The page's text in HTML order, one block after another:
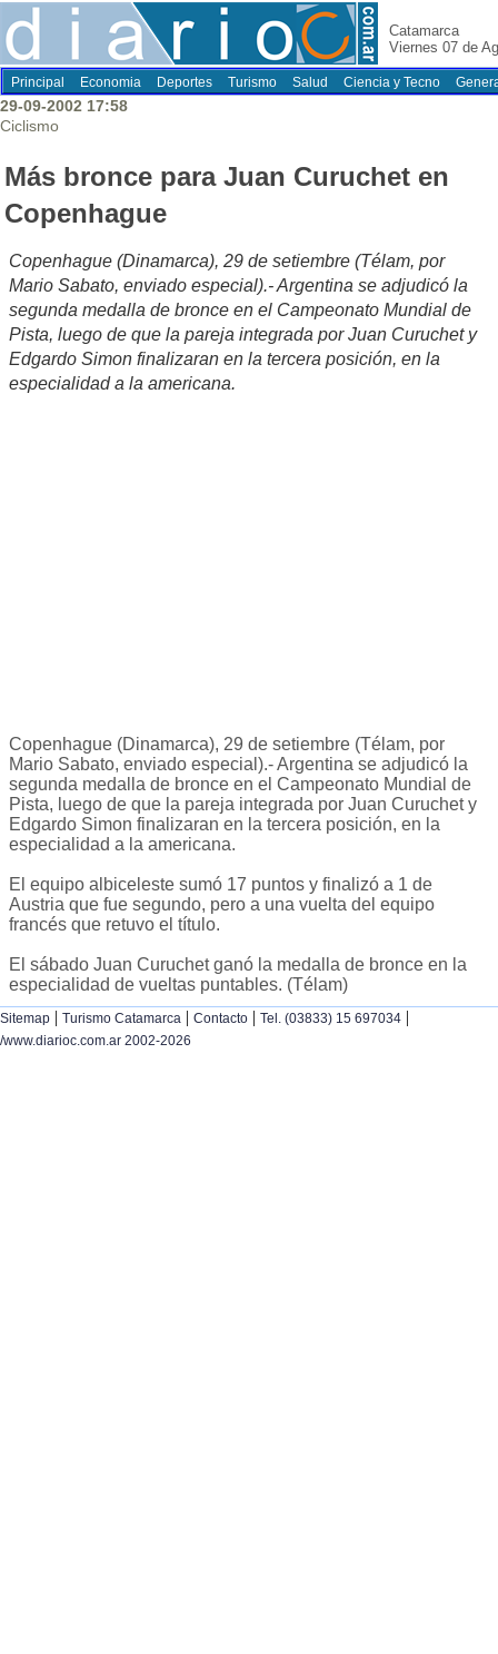
Catamarca
Viernes 07 de
Principal Economia Deportes Turismo Salud Ciencia y Tecno
29-09-2002 17:58
Ciclismo
Más bronce para Juan Curuchet en
Copenhague
Copenhague (Dinamarca), 29 de setiembre (Télam, por
Mario Sabato, enviado especial).- Argentina se adjudicó la
segunda medalla de bronce en el Campeonato Mundial de
Pista, luego de que la pareja integrada por Juan Curuchet y
Edgardo Simon finalizaran en la tercera posición, en la
especialidad a la americana.
Copenhague (Dinamarca), 29 de setiembre (Télam, por
Mario Sabato, enviado especial).- Argentina se adjudicó la
segunda medalla de bronce en el Campeonato Mundial de
Pista, luego de que la pareja integrada por Juan Curuchet y
Edgardo Simon finalizaran en la tercera posición, en la
especialidad a la americana.
El equipo albiceleste sumó 17 puntos y finalizó a 1 de
Austria que fue segundo, pero a una vuelta del equipo
francés que retuvo el título.
El sábado Juan Curuchet ganó la medalla de bronce en la
especialidad de vueltas puntables. (Télam)
Sitemap | Turismo Catamarca | Contacto | Tel. (03833) 15 697034 |
/www.diarioc.com.ar 2002-2026